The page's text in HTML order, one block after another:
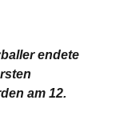
endete
am 12.